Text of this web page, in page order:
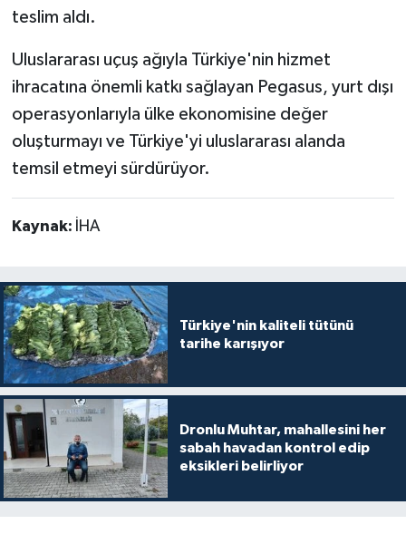
teslim aldı.
Uluslararası uçuş ağıyla Türkiye'nin hizmet
ihracatına önemli katkı sağlayan Pegasus, yurt dışı
operasyonlarıyla ülke ekonomisine değer
oluşturmayı ve Türkiye'yi uluslararası alanda
temsil etmeyi sürdürüyor.
Kaynak: İHA
Türkiye'nin kaliteli tütünü
tarihe karışıyor
Dronlu Muhtar, mahallesini her
sabah havadan kontrol edip
eksikleri belirliyor